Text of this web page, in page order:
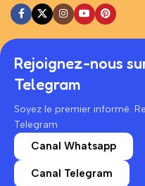
Rejoignez-nous
Telegram
Soyez le premier informé.
Telegram
Canal Whatsapp
Canal Telegram